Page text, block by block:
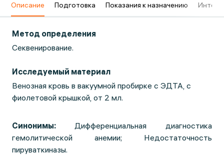
Описание Подготовка Показания к назначению
Метод определения
Секвенирование.
Исследуемый материал
Венозная кровь в вакуумной пробирке с ЭДТА, с
фиолетовой крышкой, от 2 мл.
Синонимы: Дифференциальная диагностика
гемолитической анемии; Недостаточность
пируваткиназы.